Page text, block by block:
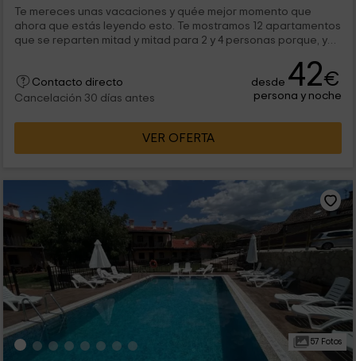
Te mereces unas vacaciones y quée mejor momento que
ahora que estás leyendo esto. Te mostramos 12 apartamentos
que se reparten mitad y mitad para 2 y 4 personas porque, ya
interiores son amplios, bien equipados y con un mobiliario que
aporta funcionalidad y un cálido ambiente en el que te
sentirás como en casa. No esperes más y acércate hasta
Contacto directo
Cancelación 30 días antes
desde 42€
persona y noche
VER OFERTA
57 Fotos